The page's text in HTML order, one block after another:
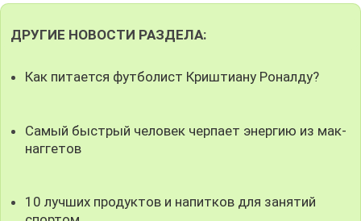
ДРУГИЕ НОВОСТИ РАЗДЕЛА:
Как питается футболист Криштиану Роналду?
Самый быстрый человек черпает энергию из мак-
наггетов
10 лучших продуктов и напитков для занятий